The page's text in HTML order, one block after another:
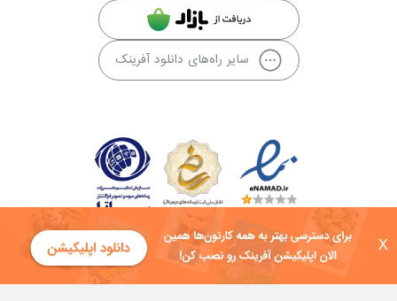
X
سایر راه‌های دانلود آفرینک
کلیه حقوق این سایت به شرکت توسعه فناوی هفت آسمان توکان تعلق دارد و